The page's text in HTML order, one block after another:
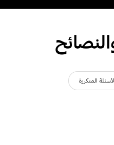
المتكررة